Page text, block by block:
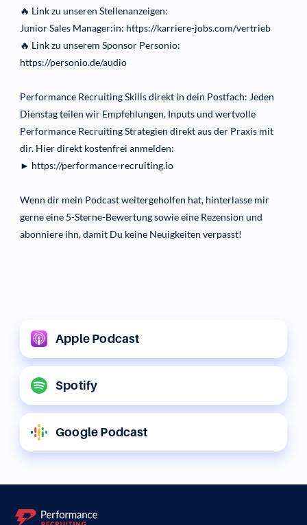
🔥 Link zu unseren Stellenanzeigen:
Junior Sales Manager:in: https://karriere-jobs.com/vertrieb
🔥 Link zu unserem Sponsor Personio:
https://personio.de/audio
Performance Recruiting Skills direkt in dein Postfach: Jeden
Dienstag teilen wir Empfehlungen, Inputs und wertvolle
Performance Recruiting Strategien direkt aus der Praxis mit
dir. Hier direkt kostenfrei anmelden:
► https://performance-recruiting.io
Wenn dir mein Podcast weitergeholfen hat, hinterlasse mir
gerne eine 5-Sterne-Bewertung sowie eine Rezension und
abonniere ihn, damit Du keine Neuigkeiten verpasst!
Apple Podcast
Spotify
Google Podcast